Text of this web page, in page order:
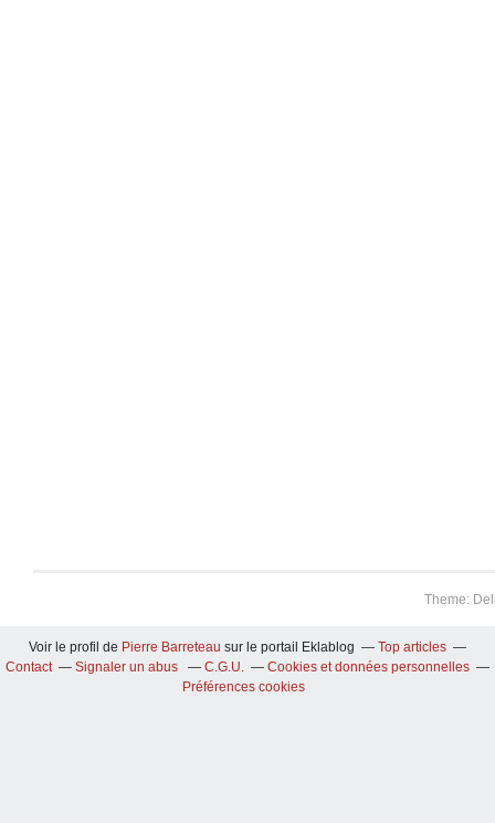
Theme:
Voir le profil de Pierre Barreteau sur le portail Eklablog
Top articles
Contact
Signaler un abus C.G.U.
Cookies et données personnelles
Préférences cookies